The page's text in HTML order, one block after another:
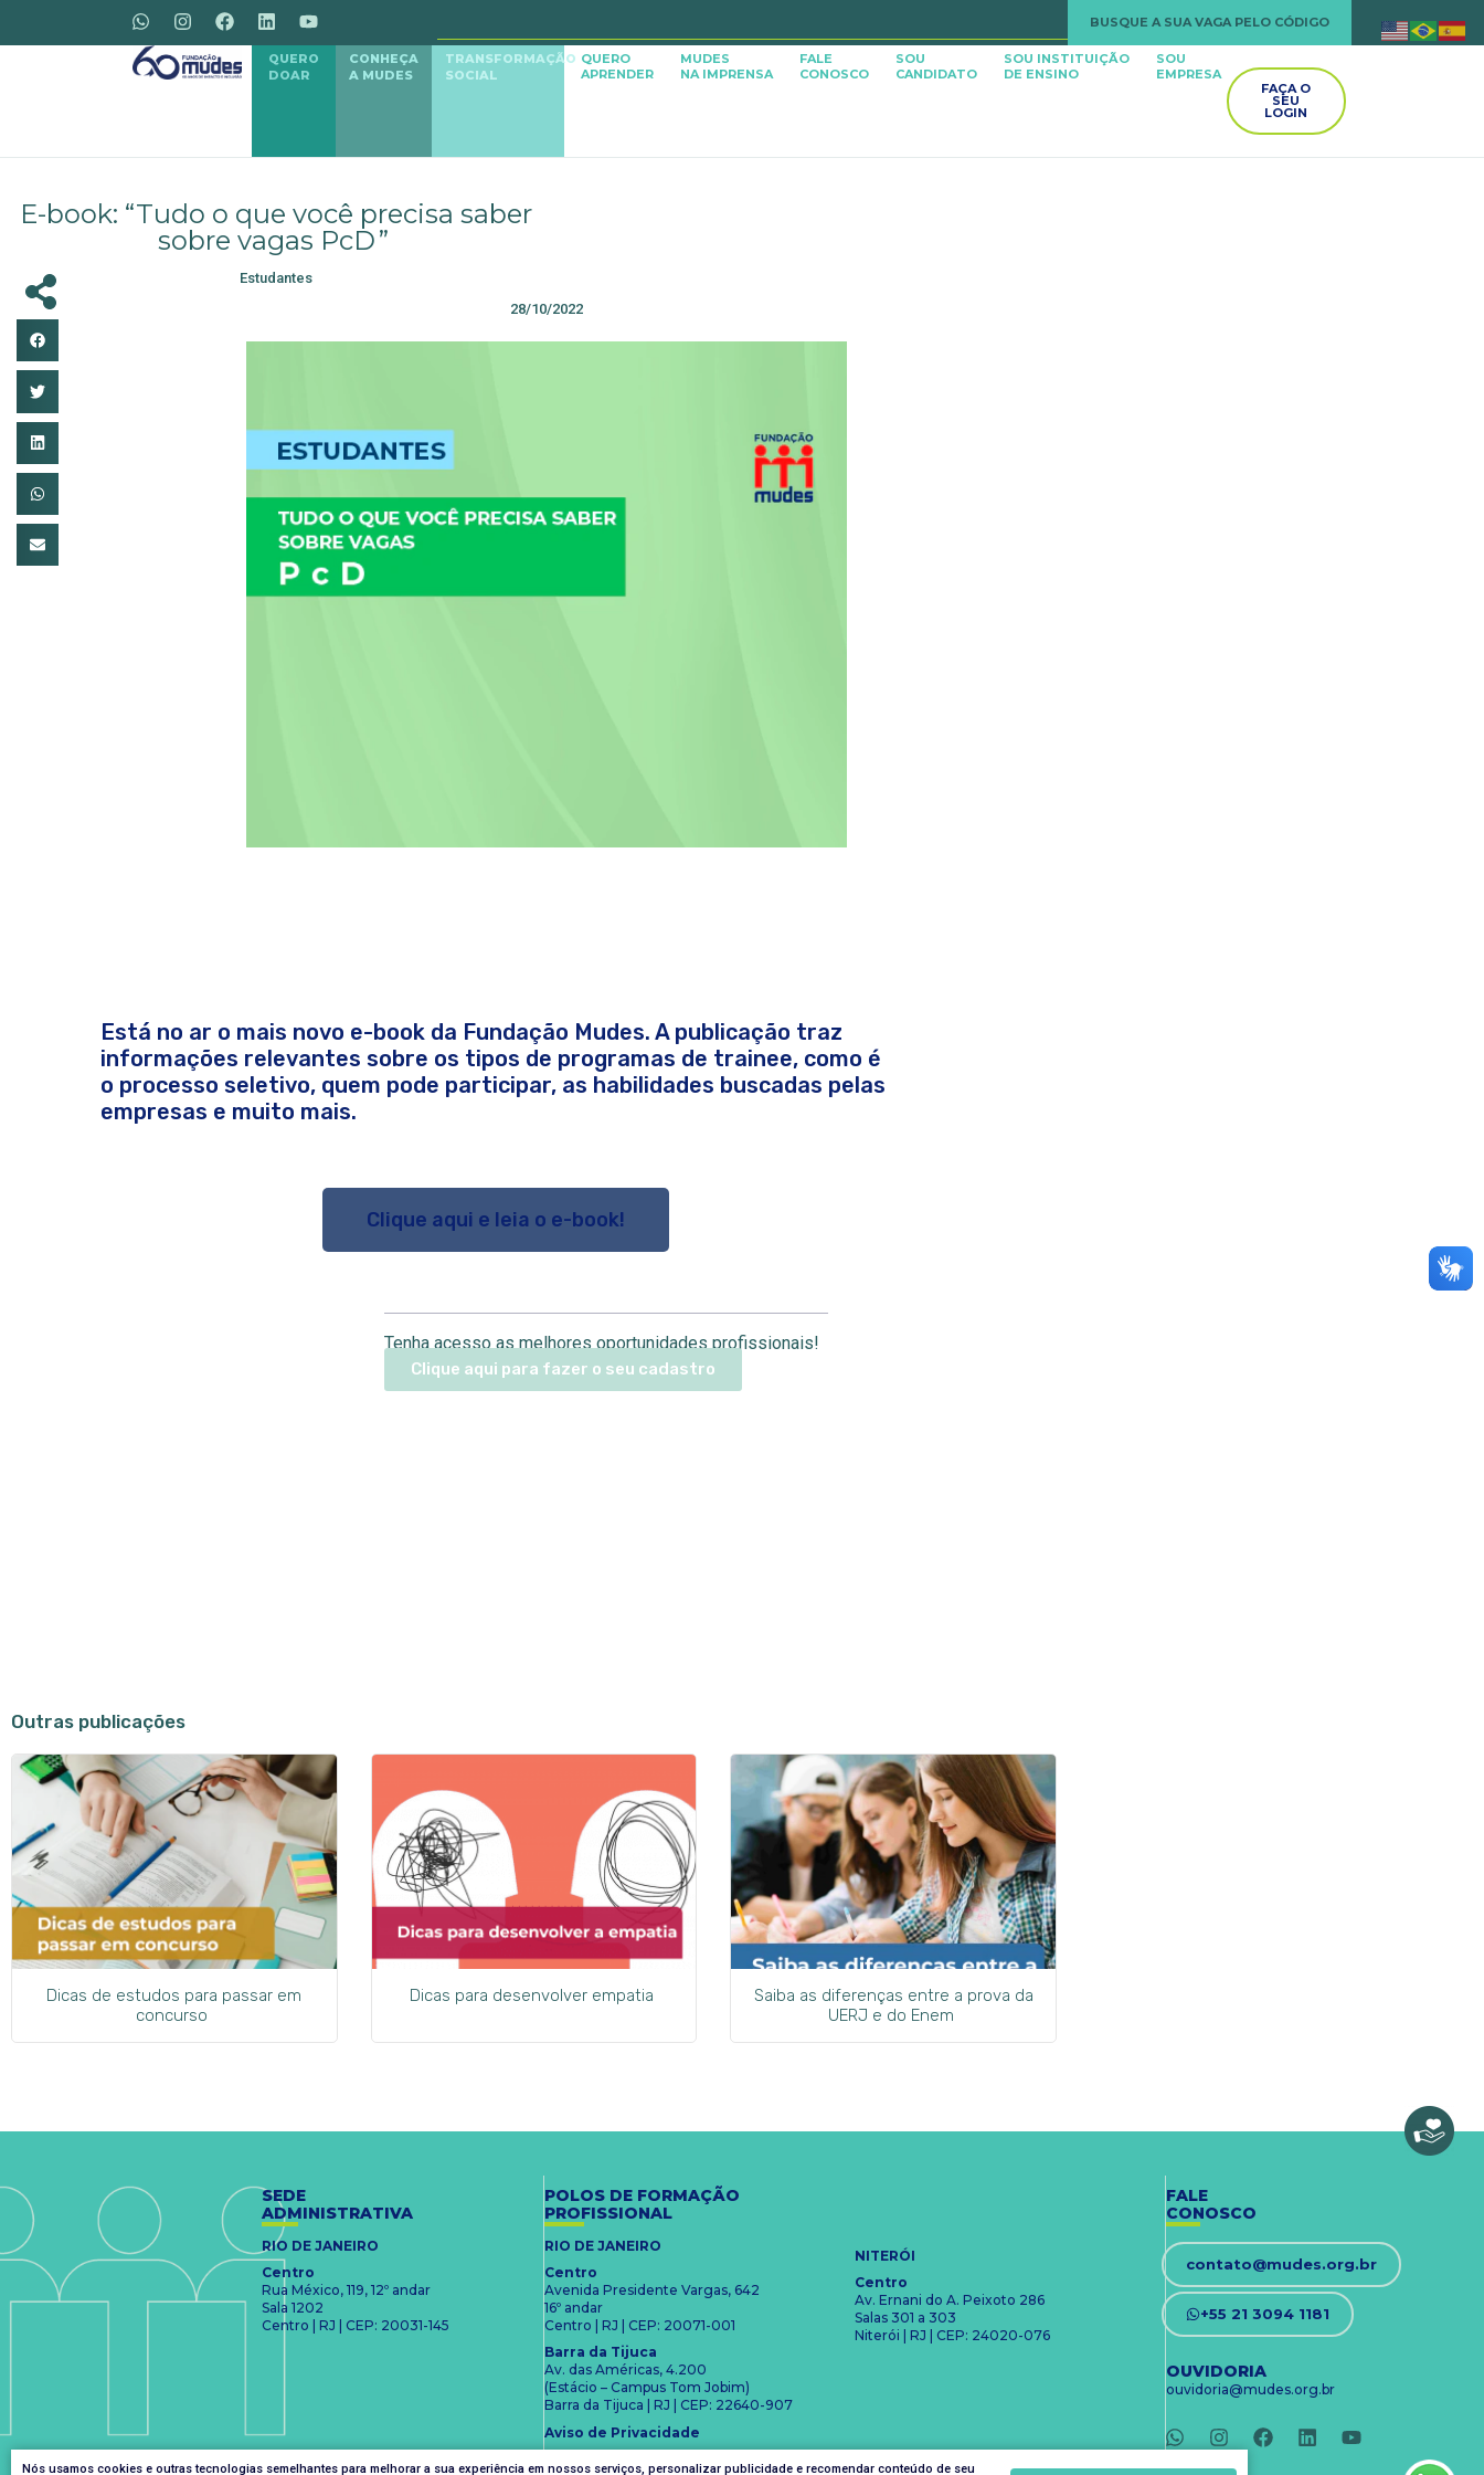
BUSQUE A SUA VAGA PELO CÓDIGO
QUERO
DOAR
CONHEÇA
A MUDES
TRANSFORMAÇÃO
SOCIAL
QUERO
APRENDER
MUDES
NA IMPRENSA
FALE
CONOSCO
SOU
CANDIDATO
SOU INSTITUIÇÃO
DE ENSINO
SOU
EMPRESA
FAÇA O
SEU
LOGIN
E-book: “Tudo o que você precisa saber
sobre vagas PcD ”
Estudantes
28/10/2022
Está no ar o mais novo e-book da Fundação Mudes. A publicação traz
informações relevantes sobre os tipos de programas de trainee, como é
o processo seletivo, quem pode participar, as habilidades buscadas pelas
empresas e muito mais.
Clique aqui e leia o e-book!
Tenha acesso as melhores oportunidades profissionais!
Clique aqui para fazer o seu cadastro
Outras publicações
Dicas de estudos para passar em
concurso
Dicas para desenvolver empatia
Saiba as diferenças entre a prova da
UERJ e do Enem
SEDE
ADMINISTRATIVA
RIO DE JANEIRO
Centro
Rua México, 119, 12º andar
Sala 1202
Centro | RJ | CEP: 20031-145
POLOS DE FORMAÇÃO
PROFISSIONAL
RIO DE JANEIRO
Centro
Avenida Presidente Vargas, 642
16º andar
Centro | RJ | CEP: 20071-001
Barra da Tijuca
Av. das Américas, 4.200
(Estácio – Campus Tom Jobim)
Barra da Tijuca | RJ | CEP: 22640-907
Aviso de Privacidade
NITERÓI
Centro
Av. Ernani do A. Peixoto 286
Salas 301 a 303
Niterói | RJ | CEP: 24020-076
FALE
CONOSCO
contato@mudes.org.br
+55 21 3094 1181
OUVIDORIA
ouvidoria@mudes.org.br
Nós usamos cookies e outras tecnologias semelhantes para melhorar a sua experiência em nossos serviços, personalizar publicidade e recomendar conteúdo de seu